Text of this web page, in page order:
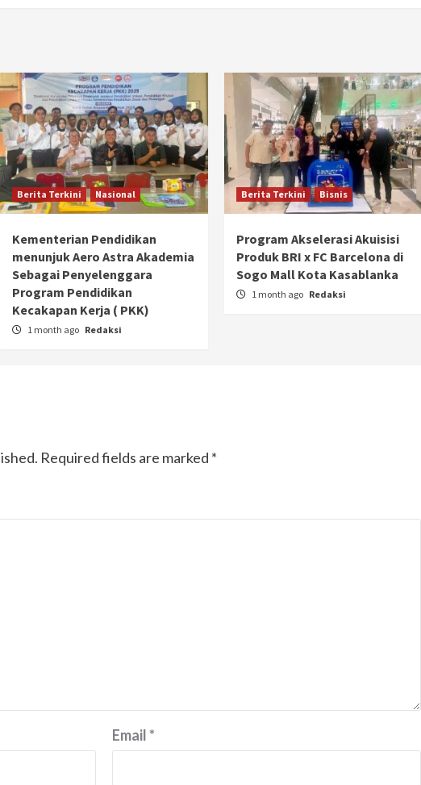
Berita Terkini Nasional
Kementerian Pendidikan
menunjuk Aero Astra Akademia
Sebagai Penyelenggara
Program Pendidikan
Kecakapan Kerja ( PKK)
1 month ago Redaksi
Berita Terkini Bisnis
Program Akselerasi Akuisisi
Produk BRI x FC Barcelona di
Sogo Mall Kota Kasablanka
1 month ago Redaksi
Required fields are marked *
Email*